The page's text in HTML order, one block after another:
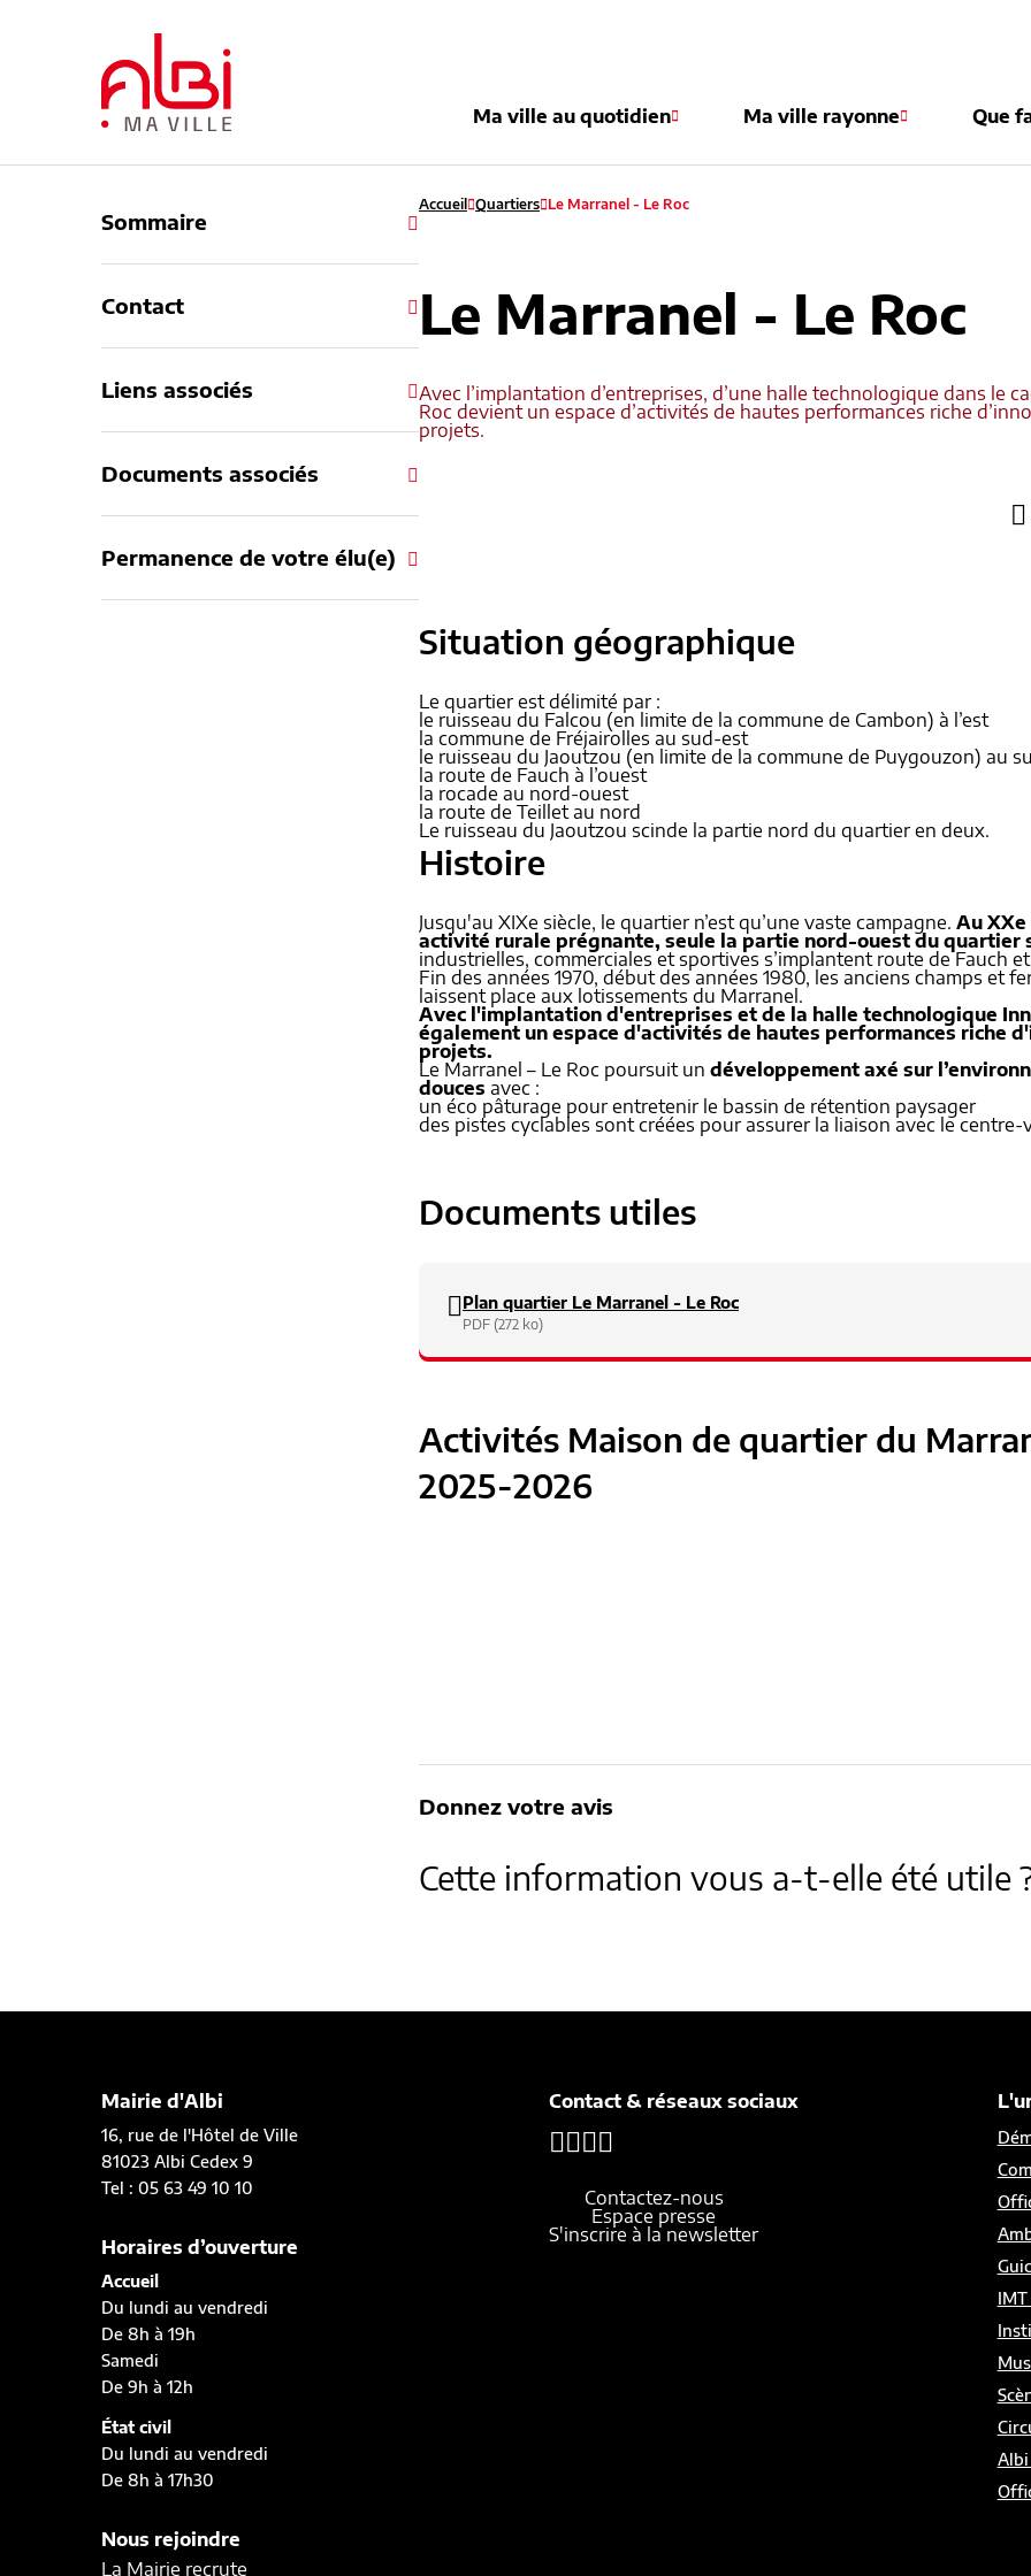
Contenu
Ma ville au quotidien Ma ville rayonne Que
Sommaire
Contact
Liens associés
Documents associés
Permanence de votre élu(e)
Accueil Quartiers Le Marranel - Le Roc
Le Marranel - Le Roc
Avec l’implantation d’entreprises, d’une halle technologique dans le
Roc devient un espace d’activités de hautes performances riche
projets.
Situation géographique
Le quartier est délimité par :
le ruisseau du Falcou (en limite de la commune de Cambon) à l’est
la commune de Fréjairolles au sud-est
le ruisseau du Jaoutzou (en limite de la commune de Puygouzon)
la route de Fauch à l’ouest
la rocade au nord-ouest
la route de Teillet au nord
Le ruisseau du Jaoutzou scinde la partie nord du quartier en deux.
Histoire
Jusqu'au XIXe siècle, le quartier n’est qu’une vaste campagne. Au
activité rurale prégnante, seule la partie nord-ouest du quartier
industrielles, commerciales et sportives s’implantent route de Fauch
Fin des années 1970, début des années 1980, les anciens champs et
laissent place aux lotissements du Marranel.
Avec l'implantation d'entreprises et de la halle technologique
également un espace d'activités de hautes performances riche
projets.
Le Marranel – Le Roc poursuit un développement axé sur
douces avec :
un éco pâturage pour entretenir le bassin de rétention paysager
des pistes cyclables sont créées pour assurer la liaison avec le centre-
Documents utiles
Plan quartier Le Marranel - Le Roc
PDF (272 ko)
Activités Maison de quartier du
2025-2026
Donnez votre avis
Cette information vous a-t-elle été utile
Mairie d'Albi
16, rue de l'Hôtel de Ville
81023 Albi Cedex 9
Tel : 05 63 49 10 10
Horaires d’ouverture
Accueil
Du lundi au vendredi
De 8h à 19h
Samedi
De 9h à 12h
État civil
Du lundi au vendredi
De 8h à 17h30
Nous rejoindre
La Mairie recrute
Contact & réseaux sociaux
Contactez-nous
Espace presse
S'inscrire à la newsletter
Albi